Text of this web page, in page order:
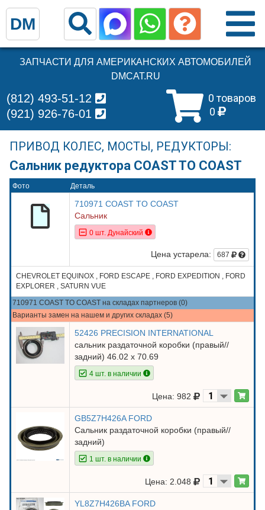
ЗАПЧАСТИ ДЛЯ АМЕРИКАНСКИХ АВТОМОБИЛЕЙ
DMCAT.RU
0 товаров
0
(812) 493-51-12
(921) 926-76-01
ПРИВОД КОЛЕС, МОСТЫ, РЕДУКТОРЫ:
Сальник редуктора COAST TO COAST
Фото Деталь
710971 COAST TO COAST
Сальник
0 шт. Дунайский
Цена устарела: 687
CHEVROLET EQUINOX , FORD ESCAPE , FORD EXPEDITION , FORD
EXPLORER , SATURN VUE
710971 COAST TO COAST на складах партнеров (0)
Варианты замен на нашем и других складах (5)
52426 PRECISION INTERNATIONAL
сальник раздаточной коробки (правый//
задний) 46.02 х 70.69
4 шт. в наличии
Цена: 982
GB5Z7H426A FORD
Сальник раздаточной коробки (правый//
задний)
1 шт. в наличии
Цена: 2.048
YL8Z7H426BA FORD
DM